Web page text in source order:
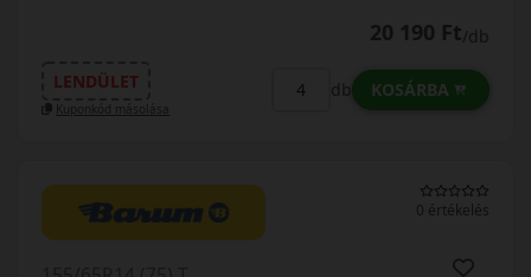
20 190 Ft/db
LENDÜLET
Kuponkód másolása
db KOSÁRBA
0 értékelés